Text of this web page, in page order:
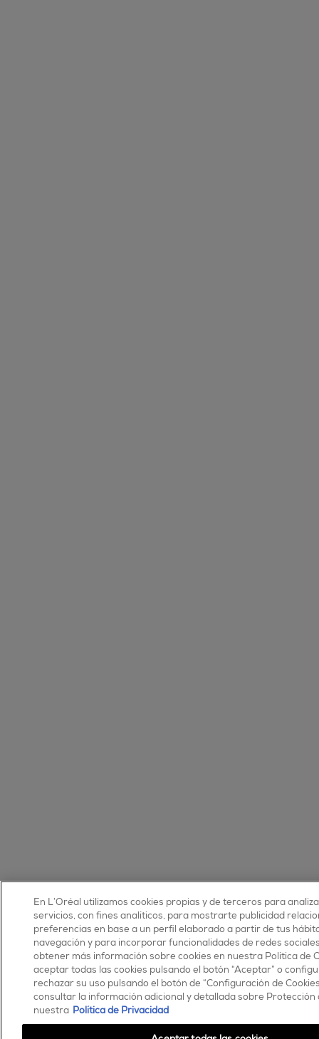
En L’Oréal utilizamos cookies propias y de terceros para
servicios, con fines analíticos, para mostrarte publicidad
preferencias en base a un perfil elaborado a partir de tus
navegación y para incorporar funcionalidades de redes
obtener más información sobre cookies en nuestra Política de
aceptar todas las cookies pulsando el botón “Aceptar” o
rechazar su uso pulsando el botón de “Configuración de
consultar la información adicional y detallada sobre Protección
nuestra Política de Privacidad